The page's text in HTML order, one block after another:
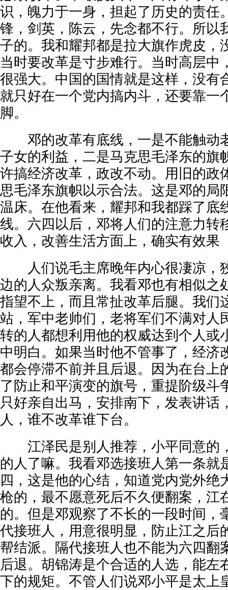
识，魄力于一身，担起了历史的责任
锋，剑英，陈云，先念都不行。所以
子的。我和耀邦都是拉大旗作虎皮，
当时要改革是寸步难行。当时高层中
很强大。中国的国情就是这样，没有
就只好在一个党内搞内斗，还要靠一
脚。
邓的改革有底线，一是不能触动
子女的利益，二是马克思毛泽东的旗
许搞经济改革，政改不动。用旧的政
思毛泽东旗帜以示合法。这是邓的局
温床。在他看来，耀邦和我都踩了底
线。六四以后，邓将人们的注意力转
收入，改善生活方面上，确实有效果
人们说毛主席晚年内心很凄凉，
边的人众叛亲离。我看邓也有相似之
指望不上，而且常扯改革后腿。我们
站，军中老帅们，老将军们不满对人
转的人都想利用他的权威达到个人或
中明白。如果当时他不管事了，经济
都会停滞不前并且后退。因为在台上
了防止和平演变的旗号，重提阶级斗
只好亲自出马，安排南下，发表讲话
人，谁不改革谁下台。
江泽民是别人推荐，小平同意的
的人了嘛。我看邓选接班人第一条就
四，这是他的心结，知道党内党外绝
枪的，最不愿意死后不久便翻案，江
的。但是邓观察了不长的一段时间，
代接班人，用意很明显，防止江之后
帮结派。隔代接班人也不能为六四翻
后退。胡锦涛是个合适的人选，能左
下的规矩。不管人们说邓小平是太上